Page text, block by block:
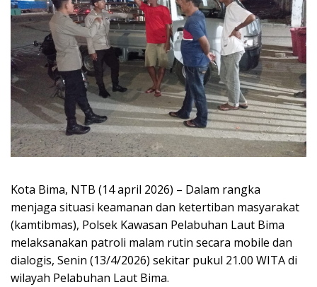
Kota Bima, NTB (14 april 2026) – Dalam rangka
menjaga situasi keamanan dan ketertiban masyarakat
(kamtibmas), Polsek Kawasan Pelabuhan Laut Bima
melaksanakan patroli malam rutin secara mobile dan
dialogis, Senin (13/4/2026) sekitar pukul 21.00 WITA di
wilayah Pelabuhan Laut Bima.